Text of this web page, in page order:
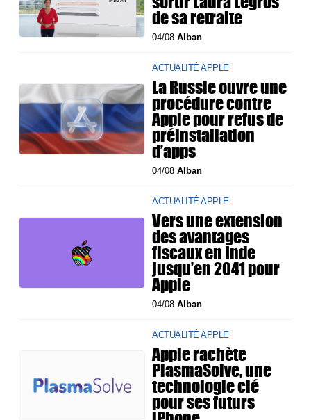
de sa retraite
04/08Alban
ACTUALITÉ APPLE
La Russie ouvre une
procédure contre
Apple pour refus de
préinstallation
d’apps
04/08Alban
ACTUALITÉ APPLE
Vers une extension
des avantages
fiscaux en Inde
jusqu’en 2041 pour
Apple
04/08Alban
ACTUALITÉ APPLE
Apple rachète
PlasmaSolve, une
technologie clé
pour ses futurs